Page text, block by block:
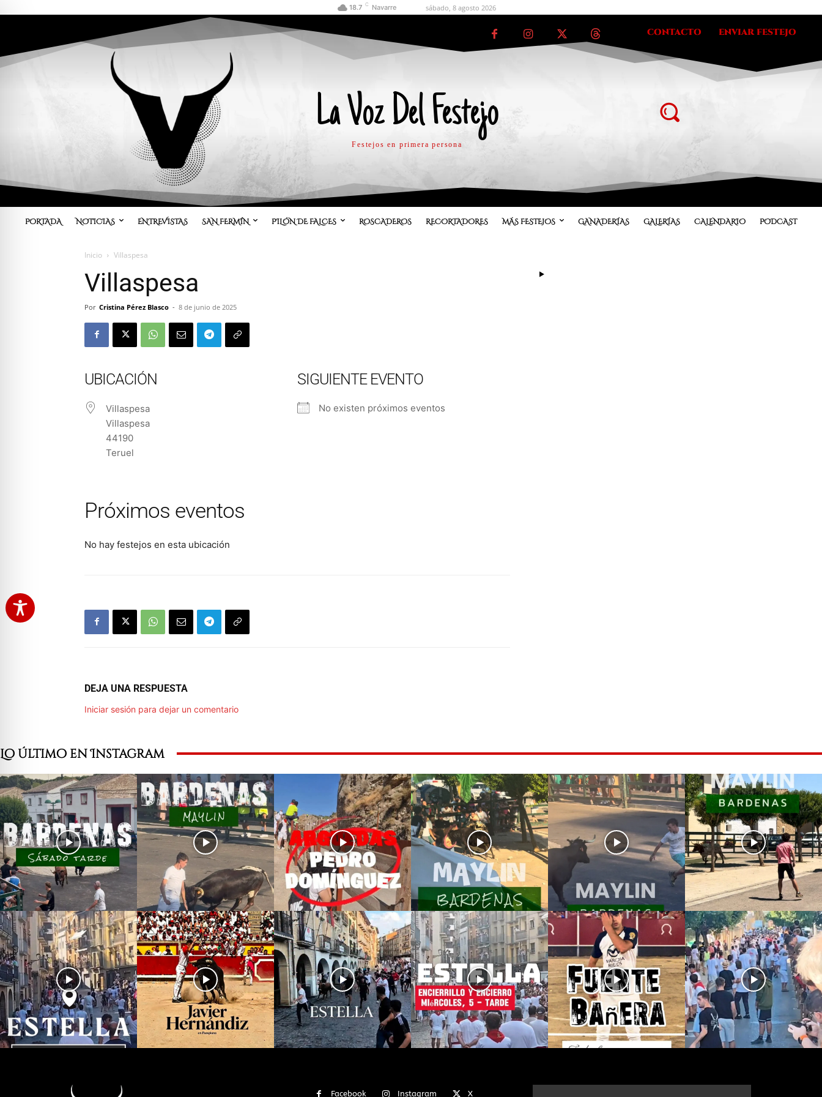
18.7 C Navarre sábado, 8 agosto 2026
La Voz Del Festejo
Festejos en primera persona
CONTACTO ENVIAR FESTEJO
PORTADA NOTICIAS ENTREVISTAS SAN FERMÍN PILÓN DE FALCES ROSCADEROS RECORTADORES MÁS FESTEJOS GANADERÍAS GALERÍAS CALENDARIO PODCAST
Inicio Villaspesa
Villaspesa
Por Cristina Pérez Blasco - 8 de junio de 2025
UBICACIÓN
Villaspesa
Villaspesa
44190
Teruel
SIGUIENTE EVENTO
No existen próximos eventos
Próximos eventos
No hay festejos en esta ubicación
DEJA UNA RESPUESTA
Iniciar sesión para dejar un comentario
Lo último en Instagram
Facebook Instagram X